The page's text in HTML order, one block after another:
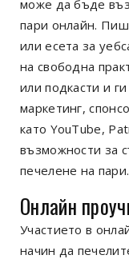
може да бъде
пари онлайн.
или есета за
на свободна
или подкасти и
маркетинг,
като YouTube,
възможности за
печелене на пари.
Онлайн
Участието в
начин да